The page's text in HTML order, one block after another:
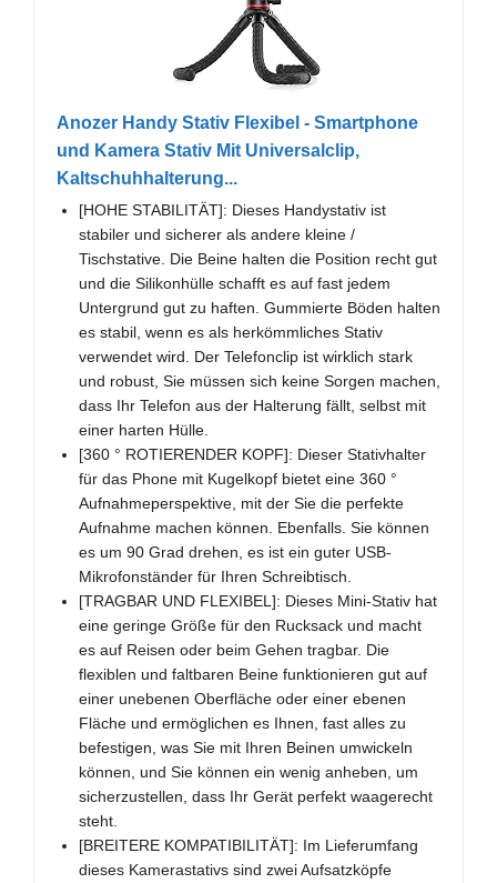
Anozer Handy Stativ Flexibel - Smartphone
und Kamera Stativ Mit Universalclip,
Kaltschuhhalterung...
[HOHE STABILITÄT]: Dieses Handystativ ist
stabiler und sicherer als andere kleine /
Tischstative. Die Beine halten die Position recht gut
und die Silikonhülle schafft es auf fast jedem
Untergrund gut zu haften. Gummierte Böden halten
es stabil, wenn es als herkömmliches Stativ
verwendet wird. Der Telefonclip ist wirklich stark
und robust, Sie müssen sich keine Sorgen machen,
dass Ihr Telefon aus der Halterung fällt, selbst mit
einer harten Hülle.
[360 ° ROTIERENDER KOPF]: Dieser Stativhalter
für das Phone mit Kugelkopf bietet eine 360 ​​°
Aufnahmeperspektive, mit der Sie die perfekte
Aufnahme machen können. Ebenfalls. Sie können
es um 90 Grad drehen, es ist ein guter USB-
Mikrofonständer für Ihren Schreibtisch.
[TRAGBAR UND FLEXIBEL]: Dieses Mini-Stativ hat
eine geringe Größe für den Rucksack und macht
es auf Reisen oder beim Gehen tragbar. Die
flexiblen und faltbaren Beine funktionieren gut auf
einer unebenen Oberfläche oder einer ebenen
Fläche und ermöglichen es Ihnen, fast alles zu
befestigen, was Sie mit Ihren Beinen umwickeln
können, und Sie können ein wenig anheben, um
sicherzustellen, dass Ihr Gerät perfekt waagerecht
steht.
[BREITERE KOMPATIBILITÄT]: Im Lieferumfang
dieses Kamerastativs sind zwei Aufsatzköpfe